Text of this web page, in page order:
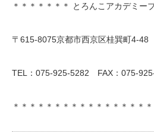
＊＊＊＊＊＊＊ とろんこアカデミー
〒615-8075京都市西京区桂巽町4-
TEL：075-925-5282 FAX：075-
＊＊＊＊＊＊＊＊＊＊＊＊＊＊＊＊